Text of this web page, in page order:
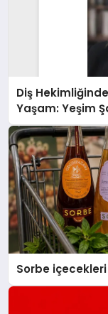
Diş
Yaşam: Yeşim
Sorbe içecekleri